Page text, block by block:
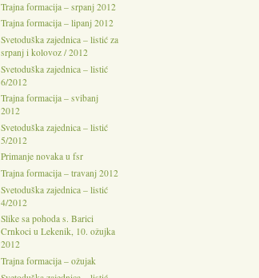
Trajna formacija – srpanj 2012
Trajna formacija – lipanj 2012
Svetoduška zajednica – listić za
srpanj i kolovoz / 2012
Svetoduška zajednica – listić
6/2012
Trajna formacija – svibanj
2012
Svetoduška zajednica – listić
5/2012
Primanje novaka u fsr
Trajna formacija – travanj 2012
Svetoduška zajednica – listić
4/2012
Slike sa pohoda s. Barici
Crnkoci u Lekenik, 10. ožujka
2012
Trajna formacija – ožujak